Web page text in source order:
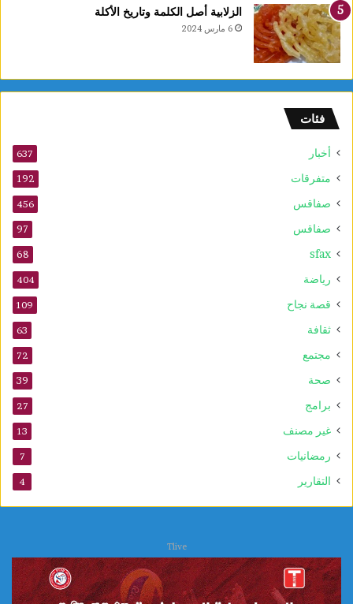
الزلابية أصل الكلمة وتاريخ الأكلة
6 مارس 2024
فئات
أخبار 637
متفرقات 192
صفاقس 456
صفاقس 97
sfax
68
رياضة 404
قصة نجاح 109
ثقافة 63
مجتمع 72
صحة 39
برامج 27
غير مصنف 13
رمضانيات 7
التقارير 4
Tlive